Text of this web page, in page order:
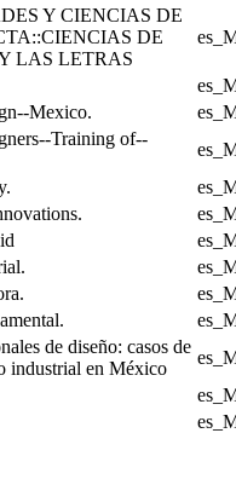
Y CIENCIAS DE
DE
LAS LETRAS
Mexico.
Training of--
de diseño: casos de
industrial en México